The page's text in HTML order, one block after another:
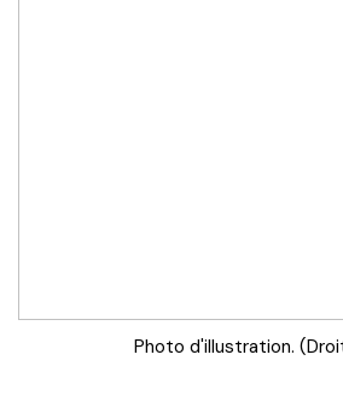
Photo d'illustration.